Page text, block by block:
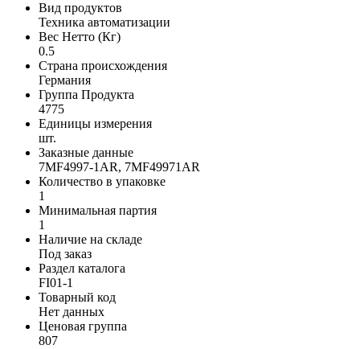
Вид продуктов
Техника автоматизации
Вес Нетто (Кг)
0.5
Страна происхождения
Германия
Группа Продукта
4775
Единицы измерения
шт.
Заказные данные
7MF4997-1AR, 7MF49971AR
Количество в упаковке
1
Минимальная партия
1
Наличие на складе
Под заказ
Раздел каталога
FI01-1
Товарный код
Нет данных
Ценовая группа
807